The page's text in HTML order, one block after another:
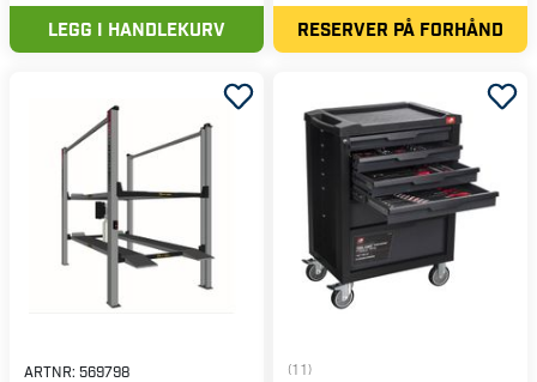
LEGG I HANDLEKURV RESERVER PÅ FORHÅND
ARTNR: 569798
(11)